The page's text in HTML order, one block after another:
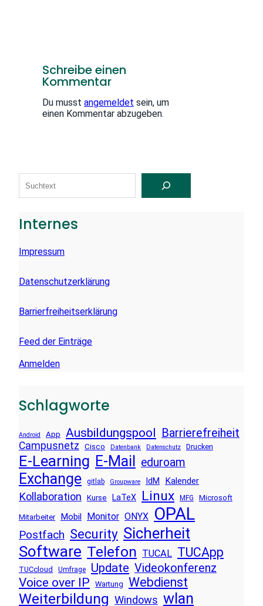
Schreibe einen
Kommentar
Du musst angemeldet sein, um
einen Kommentar abzugeben.
C
Internes
Impressum
Datenschutzerklärung
Barrierfreiheitserklärung
Feed der Einträge
Anmelden
Schlagworte
Android App Ausbildungspool Barrierefreiheit
Campusnetz Cisco Datenbank Datenschutz Drucken
E-Learning E-Mail eduroam
Exchange gitlab Groupware IdM Kalender
Kollaboration Kurse LaTeX Linux MFG Microsoft
Mitarbeiter Mobil Monitor ONYX OPAL
Postfach Security Sicherheit
Software Telefon TUCAL TUCApp
TUCcloud Umfrage Update Videokonferenz
Voice over IP Wartung Webdienst
Weiterbildung Windows wlan